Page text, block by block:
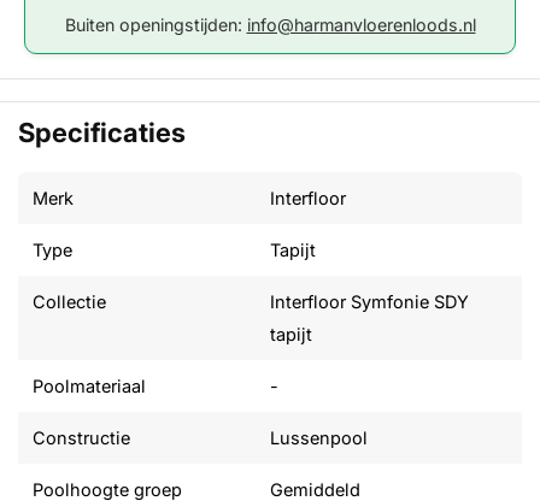
Buiten openingstijden: info@harmanvloerenloods.nl
Specificaties
Merk Interfloor
Type Tapijt
Collectie
Interfloor Symfonie SDY
tapijt
Poolmateriaal -
Constructie Lussenpool
Poolhoogte groep Gemiddeld